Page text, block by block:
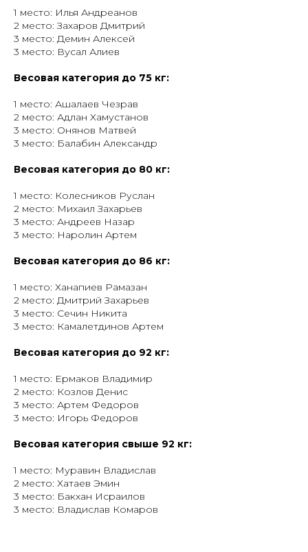
1 место: Илья Андреанов
2 место: Захаров Дмитрий
3 место: Демин Алексей
3 место: Вусал Алиев
Весовая категория до 75 кг:
1 место: Ашалаев Чезрав
2 место: Адлан Хамустанов
3 место: Онянов Матвей
3 место: Балабин Александр
Весовая категория до 80 кг:
1 место: Колесников Руслан
2 место: Михаил Захарьев
3 место: Андреев Назар
3 место: Наролин Артем
Весовая категория до 86 кг:
1 место: Ханапиев Рамазан
2 место: Дмитрий Захарьев
3 место: Сечин Никита
3 место: Камалетдинов Артем
Весовая категория до 92 кг:
1 место: Ермаков Владимир
2 место: Козлов Денис
3 место: Артем Федоров
3 место: Игорь Федоров
Весовая категория свыше 92 кг:
1 место: Муравин Владислав
2 место: Хатаев Эмин
3 место: Бакхан Исраилов
3 место: Владислав Комаров